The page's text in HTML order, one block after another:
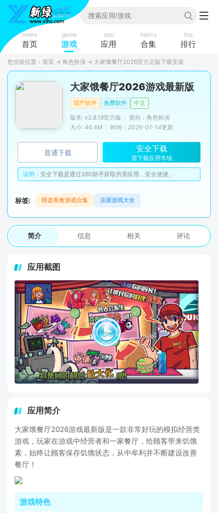
index
首页
game
游戏
app
应用
topics
合集
top
排行
您当前位置： 首页 → 角色扮演 → 大家饿餐厅2026官方正版下载安装
大家饿餐厅2026游戏最新版
国产软件 免费软件
中文
版本: v2.8.18官方版
类别：角色扮演
大小: 46.4M
时间： 2026-01-14更新
普通下载 安全下载
需下载应用市场
说明： 安全下载是通过360助手获取所需应用，安全便捷。
标签: 精选美食游戏合集 凉屋游戏大全
简介 信息 相关 评论
应用截图
应用简介
大家饿餐厅2026游戏最新版是一款非常好玩的模拟经营类
游戏，玩家在游戏中经营者和一家餐厅，给顾客带来饥饿
素，始终让顾客保存饥饿状态，从中牟利并不断建设改善
餐厅！
游戏特色